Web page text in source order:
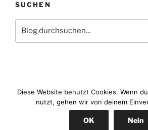
SUCHEN
FacebookYouTubeInstagram
E-
Diese Website benutzt Cookies. Wenn
nutzt, gehen wir von deinem
OK Nein